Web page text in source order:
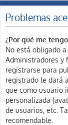
Problemas
¿Por qué me
No está obligado
Administradores y
registrarse para
registrado le dará
que como usuario
personalizada
de usuarios, etc.
recomendable.